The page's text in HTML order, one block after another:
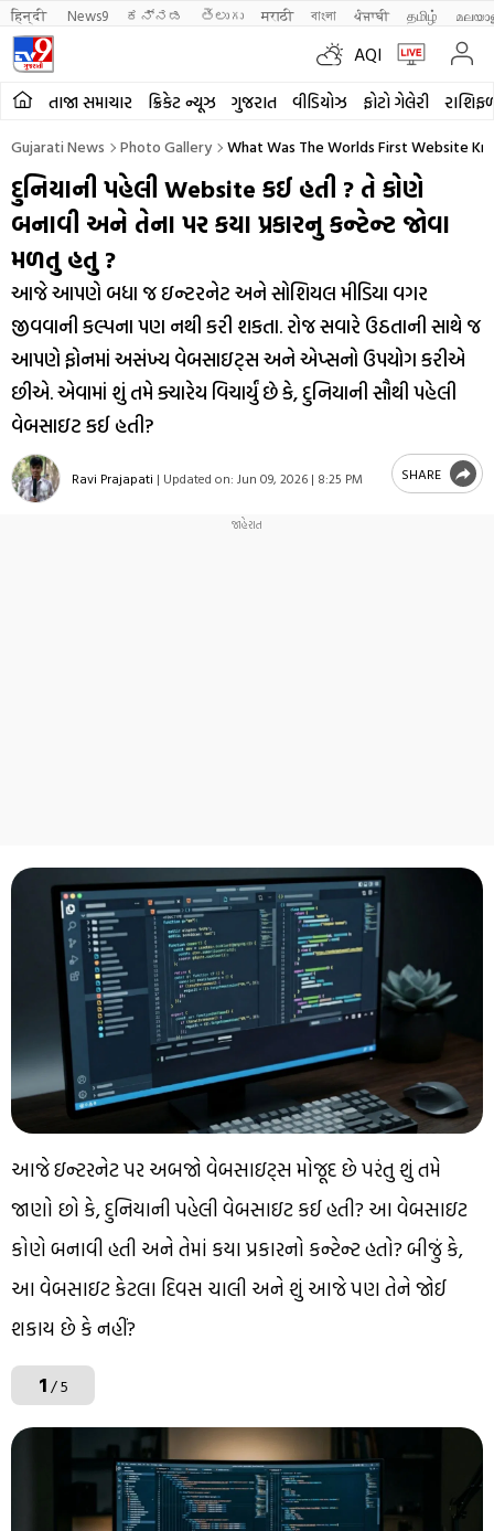
हिन्दी News9 ಕನ್ನಡ తెలుగు मराठी বাংলা ਪੰਜਾਬੀ தமிழ்
AQI
તાજા સમાચાર ક્રિકેટ ન્યૂઝ ગુજરાત વીડિયોઝ ફોટો ગેલેરી
Gujarati News Photo Gallery What Was The Worlds First Website
દુનિયાની પહેલી Website કઈ હતી ? તે કોણે
બનાવી અને તેના પર કયા પ્રકારનુ કન્ટેન્ટ જોવા
મળતુ હતુ ?
આજે આપણે બધા જ ઇન્ટરનેટ અને સોશિયલ મીડિયા વગર
જીવવાની કલ્પના પણ નથી કરી શકતા. રોજ સવારે ઉઠતાની સાથે જ
આપણે ફોનમાં અસંખ્ય વેબસાઇટ્સ અને એપ્સનો ઉપયોગ કરીએ
છીએ. એવામાં શું તમે ક્યારેય વિચાર્યું છે કે, દુનિયાની સૌથી પહેલી
વેબસાઇટ કઈ હતી?
Ravi Prajapati | Updated on: Jun 09, 2026 | 8:25 PM SHARE
આજે ઇન્ટરનેટ પર અબજો વેબસાઇટ્સ મોજૂદ છે પરંતુ શું તમે
જાણો છો કે, દુનિયાની પહેલી વેબસાઇટ કઈ હતી? આ વેબસાઇટ
કોણે બનાવી હતી અને તેમાં કયા પ્રકારનો કન્ટેન્ટ હતો? બીજું કે,
આ વેબસાઇટ કેટલા દિવસ ચાલી અને શું આજે પણ તેને જોઈ
શકાય છે કે નહીં?
1/ 5